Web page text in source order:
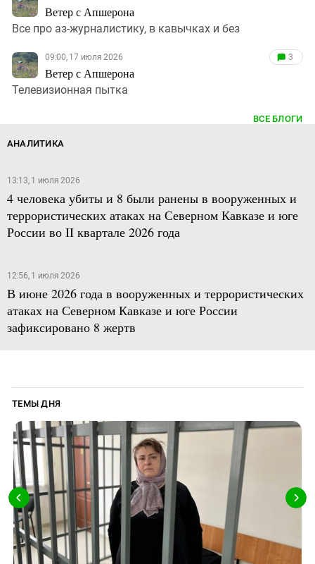
Ветер с Апшерона
Все про аз-журналистику, в кавычках и без
09:00, 17 июля 2026
Ветер с Апшерона
3
Телевизионная пытка
ВСЕ БЛОГИ
АНАЛИТИКА
13:13, 1 июля 2026
4 человека убиты и 8 были ранены в вооруженных и
террористических атаках на Северном Кавказе и юге
России во II квартале 2026 года
12:56, 1 июля 2026
В июне 2026 года в вооруженных и террористических
атаках на Северном Кавказе и юге России
зафиксировано 8 жертв
ТЕМЫ ДНЯ